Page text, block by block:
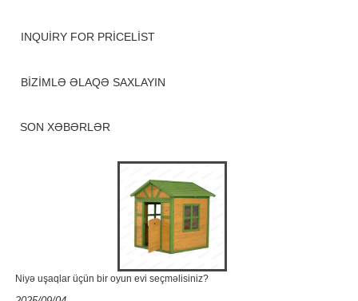
INQUIRY FOR PRICELIST
BIZIMLƏ ƏLAQƏ SAXLAYIN
SON XƏBƏRLƏR
Niyə uşaqlar üçün bir oyun evi seçməlisiniz?